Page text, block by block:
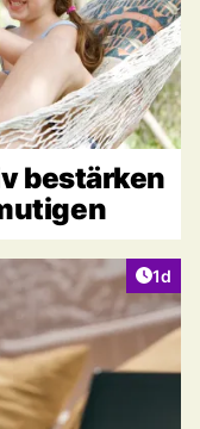
bestärken
1d